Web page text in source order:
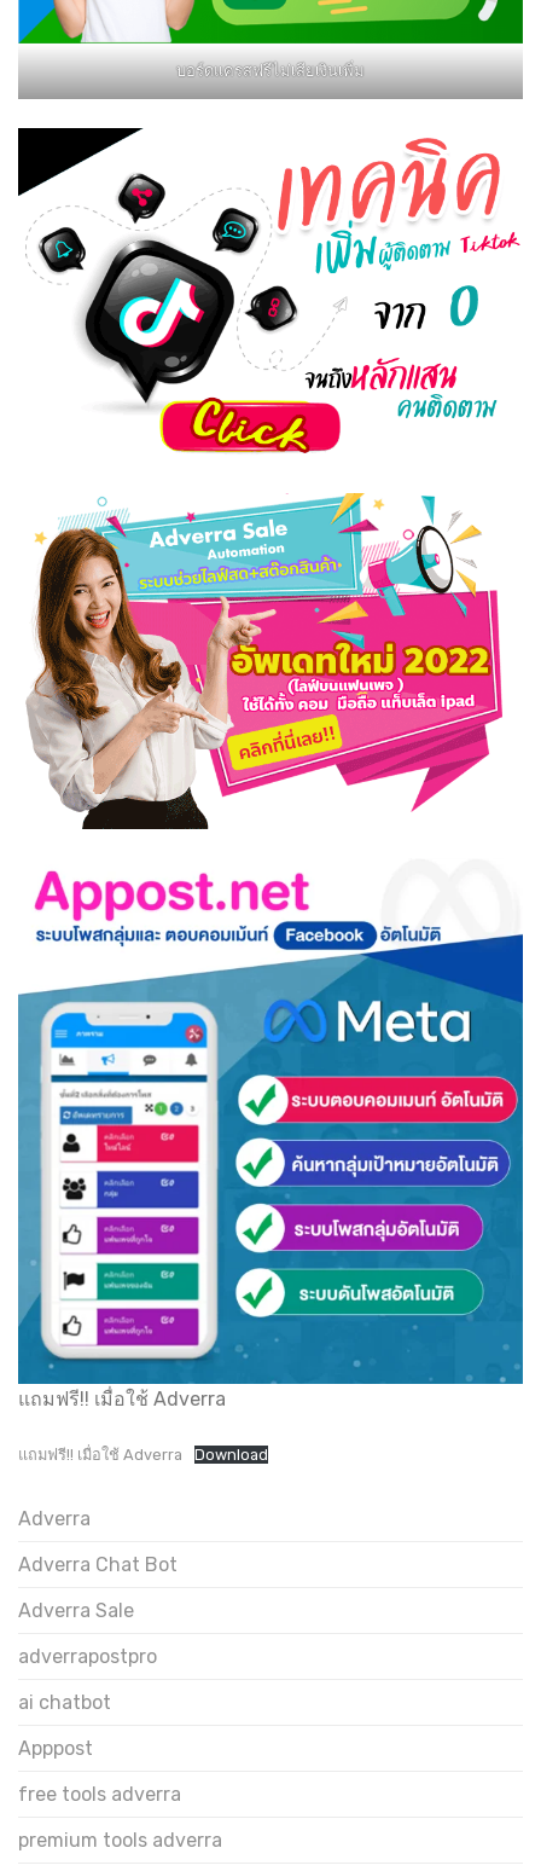
บอร์ดแครสฟรีไม่เสียเงินเพิ่ม
แถมฟรี!! เมื่อใช้ Adverra
แถมฟรี!! เมื่อใช้ Adverra Download
Adverra
Adverra Chat Bot
Adverra Sale
adverrapostpro
ai chatbot
Apppost
free tools adverra
premium tools adverra